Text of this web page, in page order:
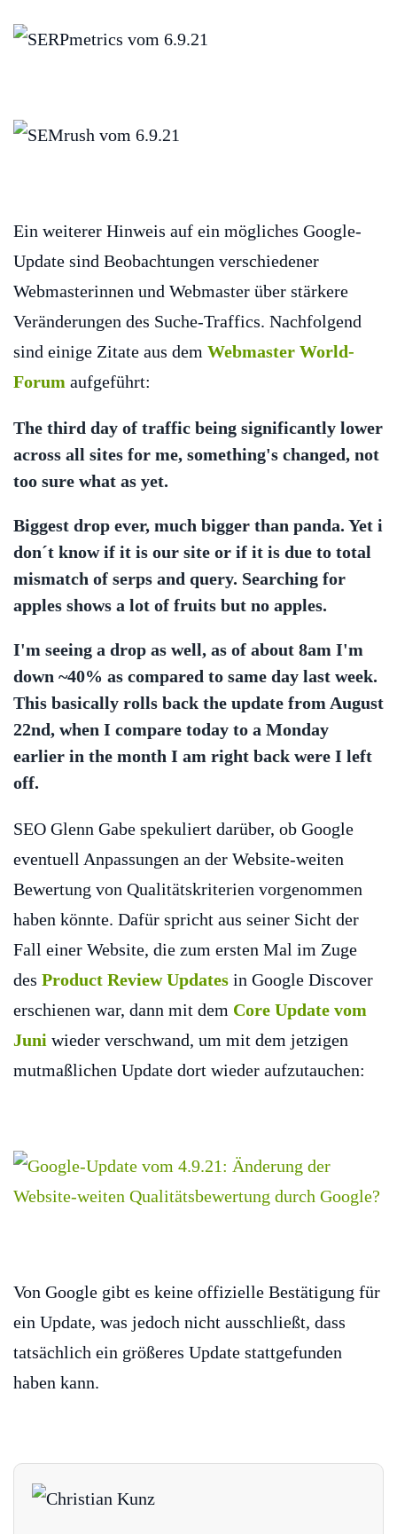
Ein weiterer Hinweis auf ein mögliches Google-
Update sind Beobachtungen verschiedener
Webmasterinnen und Webmaster über stärkere
Veränderungen des Suche-Traffics. Nachfolgend
sind einige Zitate aus dem Webmaster World-
Forum aufgeführt:
The third day of traffic being significantly lower
across all sites for me, something's changed, not
too sure what as yet.
Biggest drop ever, much bigger than panda. Yet i
don´t know if it is our site or if it is due to total
mismatch of serps and query. Searching for
apples shows a lot of fruits but no apples.
I'm seeing a drop as well, as of about 8am I'm
down ~40% as compared to same day last week.
This basically rolls back the update from August
22nd, when I compare today to a Monday
earlier in the month I am right back were I left
off.
SEO Glenn Gabe spekuliert darüber, ob Google
eventuell Anpassungen an der Website-weiten
Bewertung von Qualitätskriterien vorgenommen
haben könnte. Dafür spricht aus seiner Sicht der
Fall einer Website, die zum ersten Mal im Zuge
des Product Review Updates in Google Discover
erschienen war, dann mit dem Core Update vom
Juni wieder verschwand, um mit dem jetzigen
mutmaßlichen Update dort wieder aufzutauchen:
Von Google gibt es keine offizielle Bestätigung für
ein Update, was jedoch nicht ausschließt, dass
tatsächlich ein größeres Update stattgefunden
haben kann.